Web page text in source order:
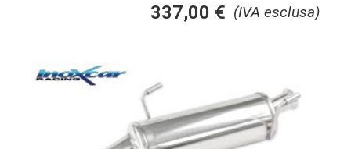
(IVA esclusa)
337,00 €